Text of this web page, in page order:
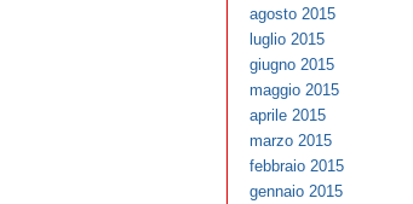
agosto 2015
luglio 2015
giugno 2015
maggio 2015
aprile 2015
marzo 2015
febbraio 2015
gennaio 2015